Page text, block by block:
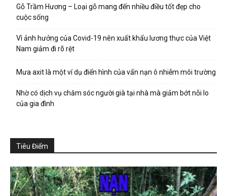
Gỗ Trầm Hương – Loại gỗ mang đến nhiều điều tốt đẹp cho
cuộc sống
Vì ảnh hưởng của Covid-19 nên xuất khẩu lương thực của Việt
Nam giảm đi rõ rệt
Mưa axit là một ví dụ điển hình của vấn nạn ô nhiễm môi trường
Nhờ có dịch vụ chăm sóc người già tại nhà mà giảm bớt nỗi lo
của gia đình
Tiêu Điểm